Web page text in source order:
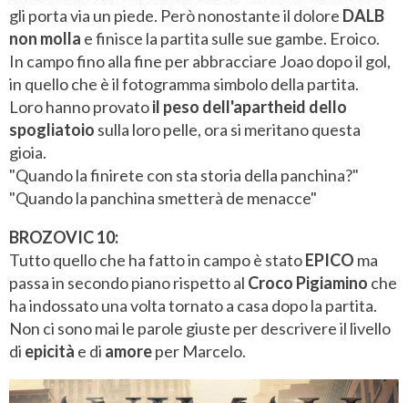
gli porta via un piede. Però nonostante il dolore DALB
non molla e finisce la partita sulle sue gambe. Eroico.
In campo fino alla fine per abbracciare Joao dopo il gol,
in quello che è il fotogramma simbolo della partita.
Loro hanno provatoil peso dell'apartheid dello
spogliatoio sulla loro pelle, ora si meritano questa
gioia.
"Quando la finirete con sta storia della panchina?"
"Quando la panchina smetterà de menacce"
BROZOVIC 10:
Tutto quello che ha fatto in campo è statoEPICO ma
passa in secondo piano rispetto al Croco Pigiamino che
ha indossato una volta tornato a casa dopo la partita.
Non ci sono mai le parole giuste per descrivere il livello
di epicità e di amoreper Marcelo.